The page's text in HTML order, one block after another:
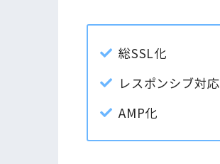
総SSL化
レスポンシブ対応
AMP化